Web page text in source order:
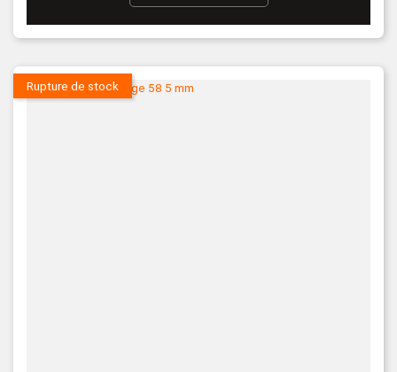
Rupture de stock